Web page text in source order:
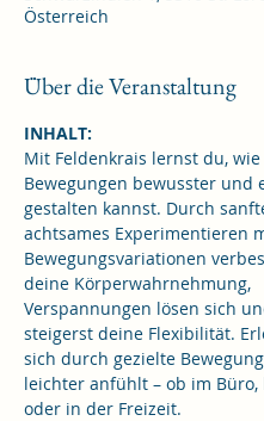
Österreich
Über die Veranstaltung
INHALT:
Mit Feldenkrais lernst du,
Bewegungen bewusster und
gestalten kannst. Durch
achtsames Experimentieren
Bewegungsvariationen
deine Körperwahrnehmung,
Verspannungen lösen sich
steigerst deine Flexibilität.
sich durch gezielte
leichter anfühlt – ob im Büro,
oder in der Freizeit.